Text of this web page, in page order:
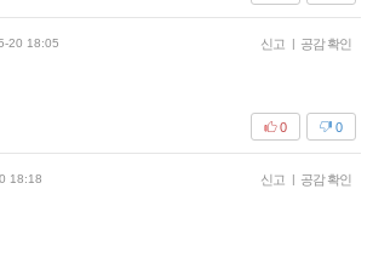
20 18:05 신고 | 공감 확인
0
0
18:18 신고 | 공감 확인